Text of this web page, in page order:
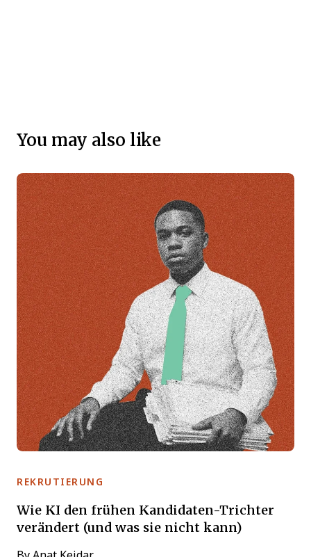
You may also like
REKRUTIERUNG
Wie KI den frühen Kandidaten-Trichter
verändert (und was sie nicht kann)